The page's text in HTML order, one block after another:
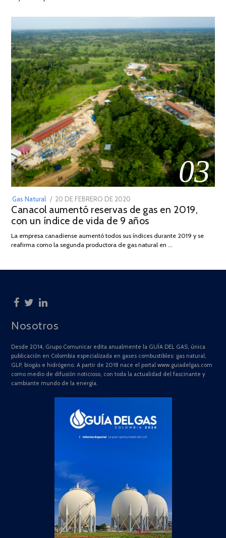
03
Gas Natural
POSTED
ON
20 DE FEBRERO DE 2020
DE
JULIO
2025
Canacol aumentó reservas de gas en 2019,
con un índice de vida de 9 años
La empresa canadiense aumentó todos sus índices durante 2019 y se
reafirma como la segunda productora de gas natural en …
Nosotros
Desde 2014, Grupo Comunicar edita anualmente la GUÍA DEL GAS, única
publicación en Colombia especializada en gases combustibles: gas natural,
GLP, biogás e hidrógeno. A partir de 2018 nace el portal www.guiadelgas.com
como medio de difusión noticioso, con toda la actualidad del fascinante y
cambiante mundo de la energía.